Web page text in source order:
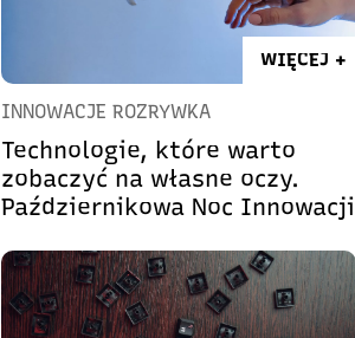
WIĘCEJ +
INNOWACJE ROZRYWKA
Technologie, które warto
zobaczyć na własne oczy.
Październikowa Noc Innowacji